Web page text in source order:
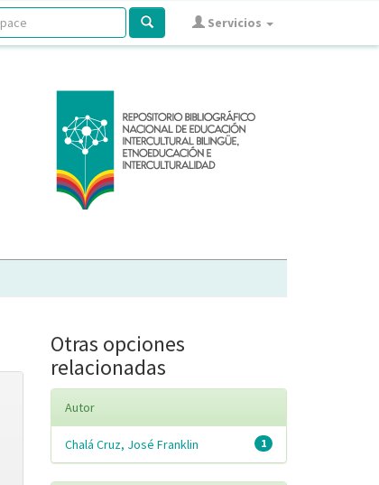
Servicios
Otras opciones
relacionadas
Autor
1
Chalá Cruz, José Franklin